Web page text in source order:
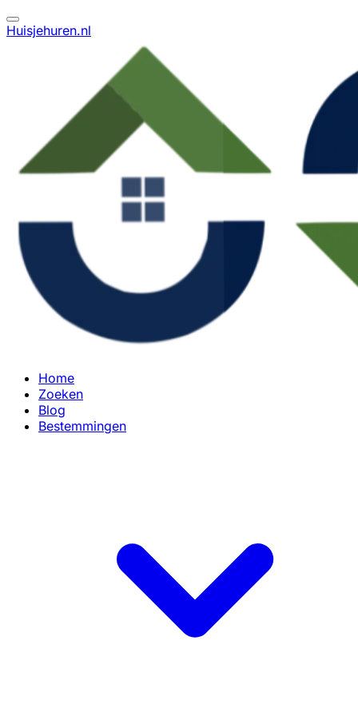
Huisjehuren.nl
Home
Zoeken
Blog
Bestemmingen